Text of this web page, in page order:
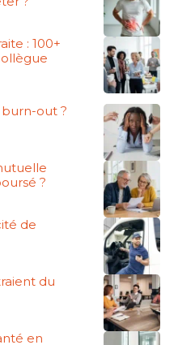
: 100+
burn-out ?
?
de
du
en